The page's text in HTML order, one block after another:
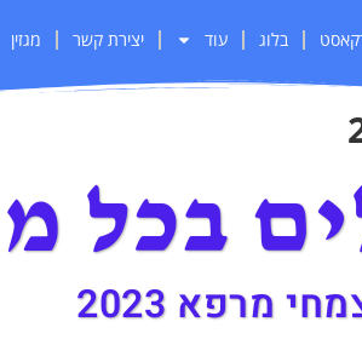
בלוג עוד יצירת קשר מגזין
בכל
מרפא 2023